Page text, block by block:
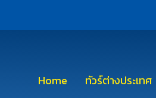
Home ทัวร์ต่างประเทศ